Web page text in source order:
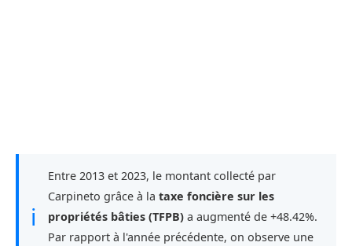
ℹ
Entre 2013 et 2023, le montant collecté par
Carpineto grâce à la taxe foncière sur les
propriétés bâties (TFPB) a augmenté de +48.42%.
Par rapport à l'année précédente, on observe une